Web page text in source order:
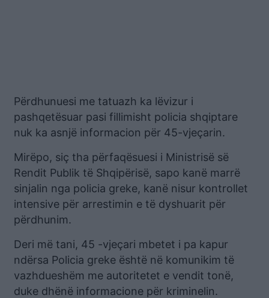
Përdhunuesi me tatuazh ka lëvizur i
pashqetësuar pasi fillimisht policia shqiptare
nuk ka asnjë informacion për 45-vjeçarin.
Mirëpo, siç tha përfaqësuesi i Ministrisë së
Rendit Publik të Shqipërisë, sapo kanë marrë
sinjalin nga policia greke, kanë nisur kontrollet
intensive për arrestimin e të dyshuarit për
përdhunim.
Deri më tani, 45 -vjeçari mbetet i pa kapur
ndërsa Policia greke është në komunikim të
vazhdueshëm me autoritetet e vendit tonë,
duke dhënë informacione për kriminelin.